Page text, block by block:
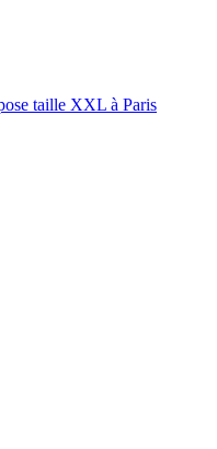
taille XXL à Paris